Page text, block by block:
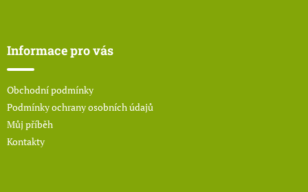
Informace pro vás
Obchodní podmínky
Podmínky ochrany osobních údajů
Můj příběh
Kontakty